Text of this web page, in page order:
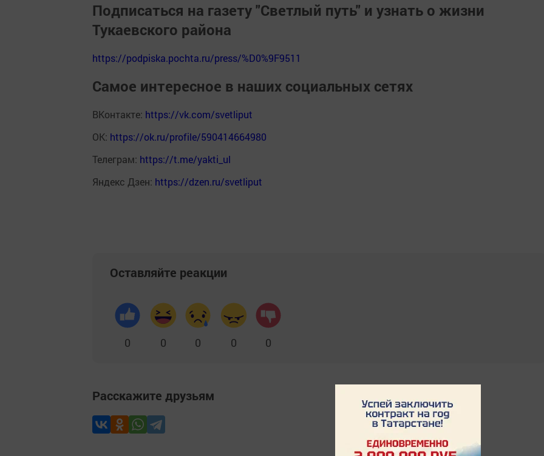
Подписаться на газету "Светлый путь" и узнать о жизни
Тукаевского района
https://podpiska.pochta.ru/press/%D0%9F9511
Самое интересное в наших социальных сетях
ВКонтакте: https://vk.com/svetliput
ОК: https://ok.ru/profile/590414664980
Телеграм: https://t.me/yakti_ul
Яндекс Дзен: https://dzen.ru/svetliput
Оставляйте реакции
0 0 0 0 0
Расскажите друзьям